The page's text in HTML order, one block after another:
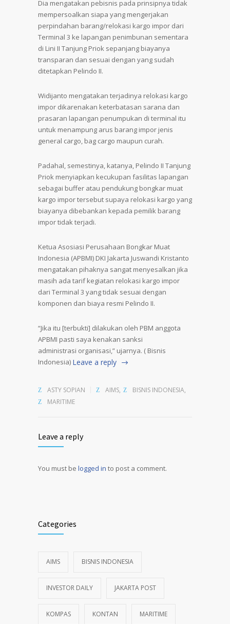
Dia mengatakan pebisnis pada prinsipnya tidak
mempersoalkan siapa yang mengerjakan
perpindahan barang/relokasi kargo impor dari
Terminal 3 ke lapangan penimbunan sementara
di Lini II Tanjung Priok sepanjang biayanya
transparan dan sesuai dengan yang sudah
ditetapkan Pelindo II.
Widijanto mengatakan terjadinya relokasi kargo
impor dikarenakan keterbatasan sarana dan
prasaran lapangan penumpukan di terminal itu
untuk menampung arus barang impor jenis
general cargo, bag cargo maupun curah.
Padahal, semestinya, katanya, Pelindo II Tanjung
Priok menyiapkan kecukupan fasilitas lapangan
sebagai buffer atau pendukung bongkar muat
kargo impor tersebut supaya relokasi kargo yang
biayanya dibebankan kepada pemilik barang
impor tidak terjadi.
Ketua Asosiasi Perusahaan Bongkar Muat
Indonesia (APBMI) DKI Jakarta Juswandi Kristanto
mengatakan pihaknya sangat menyesalkan jika
masih ada tarif kegiatan relokasi kargo impor
dari Terminal 3 yang tidak sesuai dengan
komponen dan biaya resmi Pelindo II.
“Jika itu [terbukti] dilakukan oleh PBM anggota
APBMI pasti saya kenakan sanksi
administrasi organisasi,” ujarnya. ( Bisnis
Indonesia) Leave a reply
ASTY SOPIAN AIMS, BISNIS INDONESIA,
MARITIME
Leave a reply
You must be logged in to post a comment.
Categories
AIMS BISNIS INDONESIA
INVESTOR DAILY JAKARTA POST
KOMPAS KONTAN MARITIME